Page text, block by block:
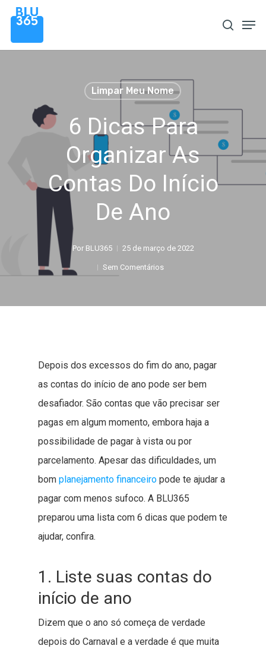
Pular
para
procura
Limpar Meu Nome
6 Dicas Para
Organizar As
Contas Do Início
De Ano
Por BLU365 25 de março de 2022
Sem Comentários
Depois dos excessos do fim do ano, pagar
as contas do início de ano pode ser bem
desafiador. São contas que vão precisar ser
pagas em algum momento, embora haja a
possibilidade de pagar à vista ou por
parcelamento. Apesar das dificuldades, um
bom planejamento financeiro pode te ajudar a
pagar com menos sufoco. A BLU365
preparou uma lista com 6 dicas que podem te
ajudar, confira.
1. Liste suas contas do
início de ano
Dizem que o ano só começa de verdade
depois do Carnaval e a verdade é que muita